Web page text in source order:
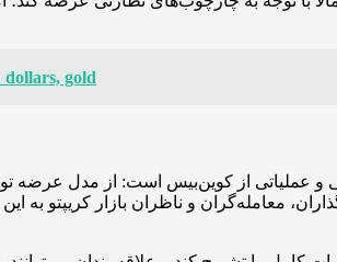
gold
و عملیاتی از کوین‌بیس است: از مدل عرضه
معامله‌گران و ناظران بازار کریپتو به